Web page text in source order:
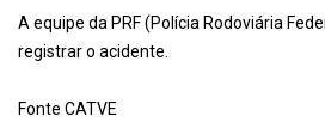
A equipe da PRF (Polícia Rodoviária
registrar o acidente.
Fonte CATVE